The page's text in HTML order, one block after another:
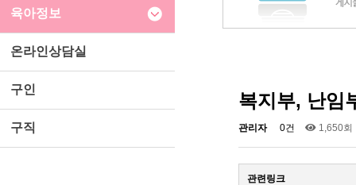
육아정보
온라인상담실
구인
구직
복지부, 난임
관리자 0건 1,650회
관련링크